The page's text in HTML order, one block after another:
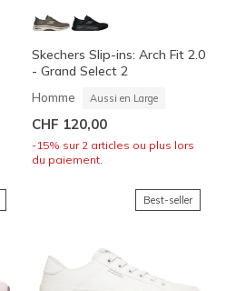
Skechers Slip-ins: Arch Fit 2.0
- Grand Select 2
Homme Aussi en Large
CHF 120,00
-15% sur 2 articles ou plus lors
du paiement.
Best-seller